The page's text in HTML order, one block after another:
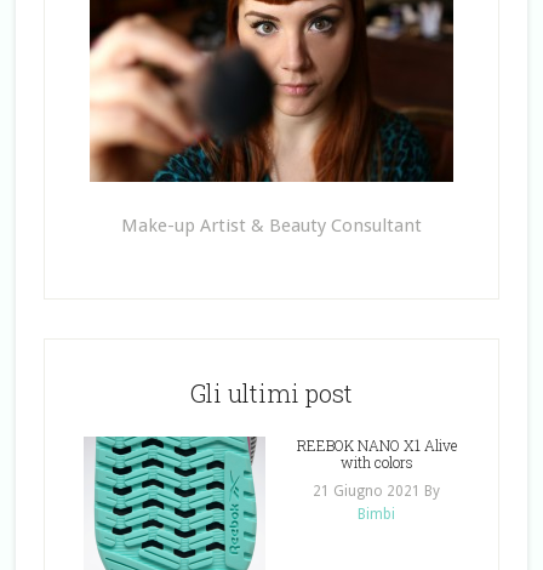
Make-up Artist & Beauty Consultant
Gli ultimi post
REEBOK NANO X1 Alive
with colors
21 Giugno 2021
By
Bimbi